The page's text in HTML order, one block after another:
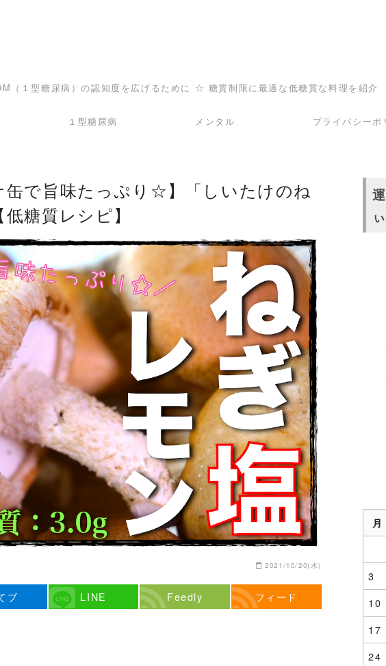
（１型糖尿病）の認知度を広げるために ☆ 糖質制限に最適な低糖質な料理を紹介
１型糖尿病 メンタル プライバシーポ
缶で旨味たっぷり☆】「しいたけのね
糖質レシピ】
2021/10/20(水)
ブ LINE Feedly フィード
月
3
10
17
24